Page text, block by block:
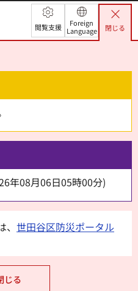
閲覧支援
Foreign
Language
閉じる
年08月06日05時00分)
世田谷区防災ポータル
じる